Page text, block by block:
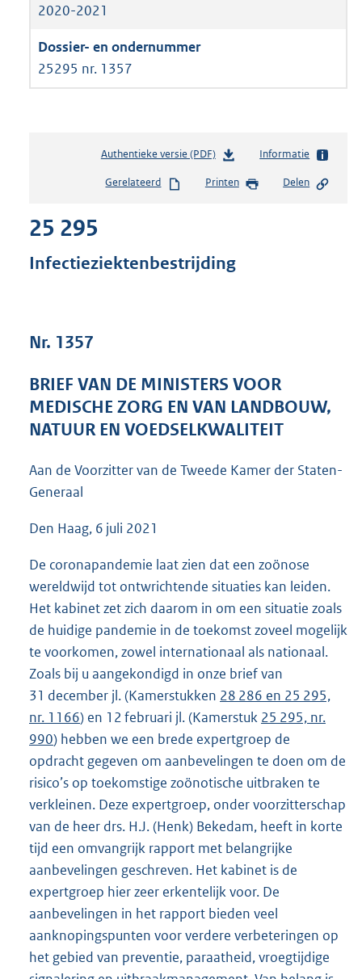
2020-2021
25295 nr. 1357
Authentieke versie (PDF)b
s
s
e
:
5
b
Informatie
Gerelateerd Printen Delen
25 295
Infectieziektenbestrijding
Nr. 1357
BRIEF VAN DE MINISTERS VOOR
MEDISCHE ZORG EN VAN LANDBOUW,
NATUUR EN VOEDSELKWALITEIT
Aan de Voorzitter van de Tweede Kamer der Staten-
Generaal
Den Haag, 6 juli 2021
De coronapandemie laat zien dat een zoönose
wereldwijd tot ontwrichtende situaties kan leiden.
Het kabinet zet zich daarom in om een situatie zoals
de huidige pandemie in de toekomst zoveel mogelijk
te voorkomen, zowel internationaal als nationaal.
Zoals bij u aangekondigd in onze brief van
31 december jl. (Kamerstukken 28 286 en 25 295,
nr. 1166) en 12 februari jl. (Kamerstuk 25 295, nr.
990) hebben we een brede expertgroep de
opdracht gegeven om aanbevelingen te doen om de
risico’s op toekomstige zoönotische uitbraken te
verkleinen. Deze expertgroep, onder voorzitterschap
van de heer drs. H.J. (Henk) Bekedam, heeft in korte
tijd een omvangrijk rapport met belangrijke
aanbevelingen geschreven. Het kabinet is de
expertgroep hier zeer erkentelijk voor. De
aanbevelingen in het rapport bieden veel
aanknopingspunten voor verdere verbeteringen op
het gebied van preventie, paraatheid, vroegtijdige